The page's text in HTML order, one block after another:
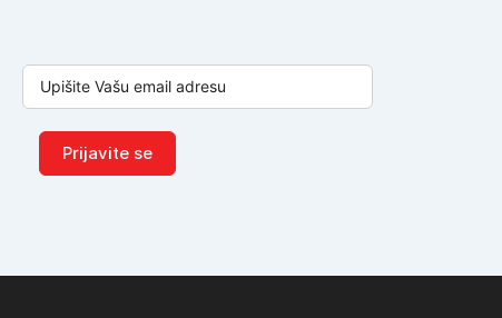
Prijavite se